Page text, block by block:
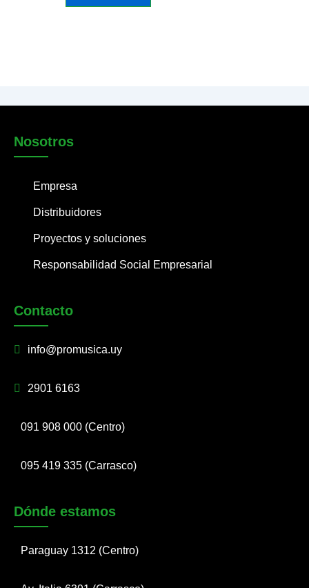
Nosotros
Empresa
Distribuidores
Proyectos y soluciones
Responsabilidad Social Empresarial
Contacto
info@promusica.uy
2901 6163
091 908 000 (Centro)
095 419 335 (Carrasco)
Dónde estamos
Paraguay 1312 (Centro)